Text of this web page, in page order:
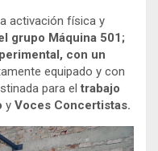
activación física y
grupo Máquina 501;
con un
equipado y con
para el trabajo
y Voces Concertistas.